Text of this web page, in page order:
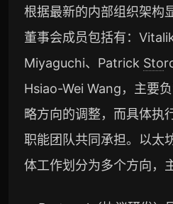
根据最新的内部组织架构
董事会成员包括有：
Miyaguchi、Patrick Sto
Hsiao-Wei Wang，主要
略方向的调整，而具体执
职能团队共同承担。以太
体工作划分为多个方向，